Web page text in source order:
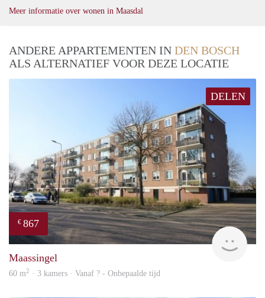
Meer informatie over wonen in Maasdal
ANDERE APPARTEMENTEN IN DEN BOSCH
ALS ALTERNATIEF VOOR DEZE LOCATIE
DELEN
€ 867
Maassingel
60 m2 · 3 kamers · Vanaf ? - Onbepaalde tijd